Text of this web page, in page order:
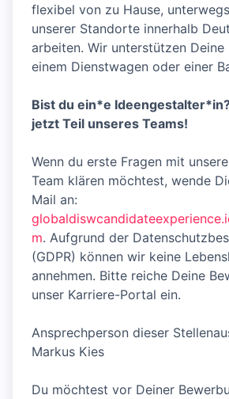
flexibel von zu Hause,
unserer Standorte innerhalb
arbeiten. Wir unterstützen
einem Dienstwagen oder einer
Bist du ein*e
jetzt Teil unseres Teams!
Wenn du erste Fragen mit
Team klären möchtest, wende
Mail an:
m. Aufgrund der
(GDPR) können wir keine
annehmen. Bitte reiche Deine
unser Karriere-Portal ein.
Ansprechperson dieser
Markus Kies
Du möchtest vor Deiner